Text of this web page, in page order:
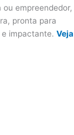
empreendedor,
pronta para
impactante. Veja